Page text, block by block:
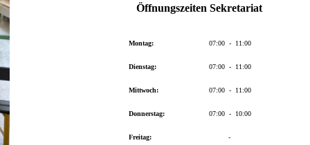
Öffnungszeiten Sekretariat
Montag:
Dienstag:
Mittwoch:
Donnerstag:
Freitag:
07:00 - 11:00
07:00 - 11:00
07:00 - 11:00
07:00 - 10:00
-